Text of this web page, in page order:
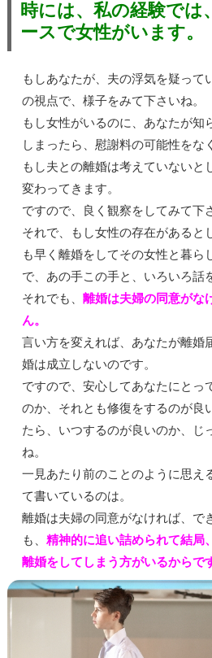
時には、私の経験では
ースで女性がいます。
もしあなたが、夫の浮気を疑って
の視点で、様子をみて下さいね。
もし女性がいるのに、あなたが知
しまったら、慰謝料の可能性をな
もし夫との離婚は考えていないと
変わってきます。
ですので、良く観察をしてみて下
それで、もし女性の存在があると
も早く離婚をしてその女性と暮ら
で、あの手この手と、いろいろ話
それでも、 離婚は夫婦の同意がな
ん。
言い方を変えれば、あなたが離婚
婚は成立しないのです。
ですので、安心してあなたにとっ
のか、それとも修復をするのが良
たら、いつするのが良いのか、じ
ね。
一見あたり前のことのように思え
て書いているのは。
離婚は夫婦の同意がなければ、で
も、 精神的に追い詰められて結局
離婚をしてしまう方がいるからで